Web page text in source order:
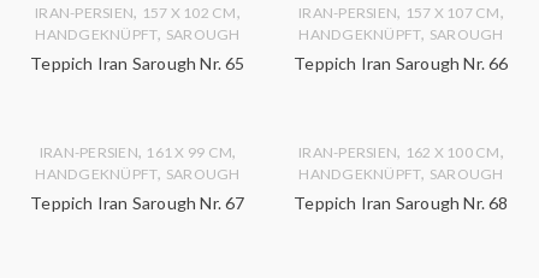
IRAN-PERSIEN, 157 X 102 CM,
HANDGEKNÜPFT, SAROUGH
Teppich Iran Sarough Nr. 65
IRAN-PERSIEN, 157 X 107 CM,
HANDGEKNÜPFT, SAROUGH
Teppich Iran Sarough Nr. 66
IRAN-PERSIEN, 161 X 99 CM,
HANDGEKNÜPFT, SAROUGH
Teppich Iran Sarough Nr. 67
IRAN-PERSIEN, 162 X 100 CM,
HANDGEKNÜPFT, SAROUGH
Teppich Iran Sarough Nr. 68